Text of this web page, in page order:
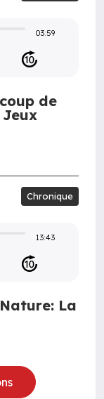
03:59
de
Chronique
13:43
La